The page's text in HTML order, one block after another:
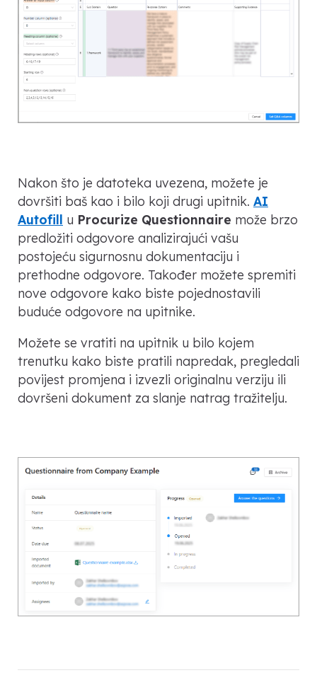
Nakon što je datoteka uvezena, možete je
dovršiti baš kao i bilo koji drugi upitnik. AI
Autofill u Procurize Questionnaire može brzo
predložiti odgovore analizirajući vašu
postojeću sigurnosnu dokumentaciju i
prethodne odgovore. Također možete spremiti
nove odgovore kako biste pojednostavili
buduće odgovore na upitnike.
Možete se vratiti na upitnik u bilo kojem
trenutku kako biste pratili napredak, pregledali
povijest promjena i izvezli originalnu verziju ili
dovršeni dokument za slanje natrag tražitelju.